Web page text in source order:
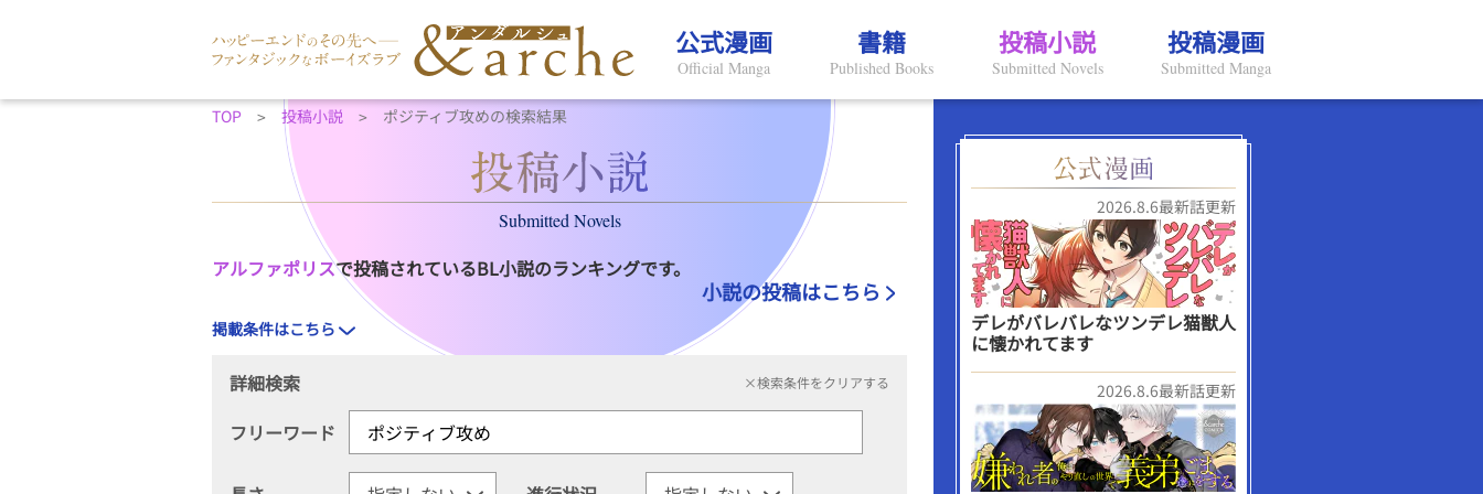
公式漫画
Official Manga
書籍
Published Books
投稿小説
Submitted Novels
投稿漫画
Submitted Manga
TOP 投稿小説 ポジティブ攻めの検索結果
Submitted Novels
アルファポリスで投稿されているBL小説のランキングです。
小説の投稿はこちら
掲載条件はこちら
詳細検索 ×検索条件をクリアする
フリーワード
2026.8.6最新話更新
デレがバレバレなツンデレ猫獣人
に懐かれてます
2026.8.6最新話更新